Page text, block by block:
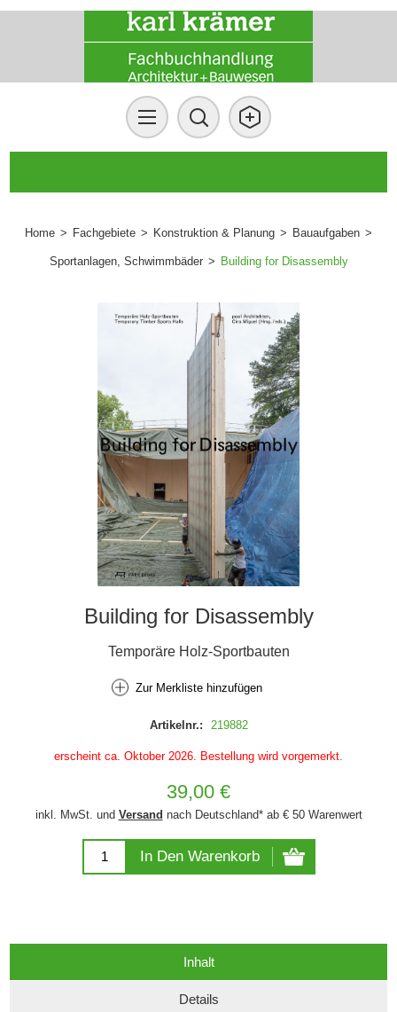
Home > Fachgebiete > Konstruktion & Planung > Bauaufgaben >
Sportanlagen, Schwimmbäder > Building for Disassembly
Building for Disassembly
Temporäre Holz-Sportbauten
Zur Merkliste hinzufügen
Artikelnr.: 219882
erscheint ca. Oktober 2026. Bestellung wird vorgemerkt.
39,00 €
inkl. MwSt. und Versand nach Deutschland* ab € 50 Warenwert
In Den Warenkorb
Inhalt
Details